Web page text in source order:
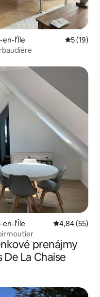
en-l'Île
5 (19)
en-l'Île Priemerné
4,84 (55)
prenájmy
La Chaise